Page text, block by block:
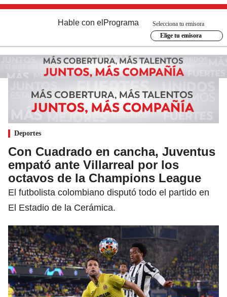
Hable con el Programa
Selecciona tu emisora
Elige tu emisora
Deportes
Con Cuadrado en cancha, Juventus
empató ante Villarreal por los
octavos de la Champions League
El futbolista colombiano disputó todo el partido en
El Estadio de la Cerámica.